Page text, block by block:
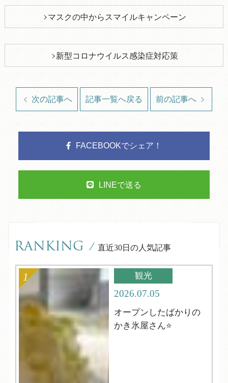
マスクの中からスマイルキャンペーン
新型コロナウイルス感染症対応策
次の記事へ 記事一覧へ戻る 前の記事へ
FACEBOOKでシェア！
LINEで送る
RANKING / 直近30日の人気記事
観光
2026.07.05
オープンしたばかりの
かき氷屋さん⭐